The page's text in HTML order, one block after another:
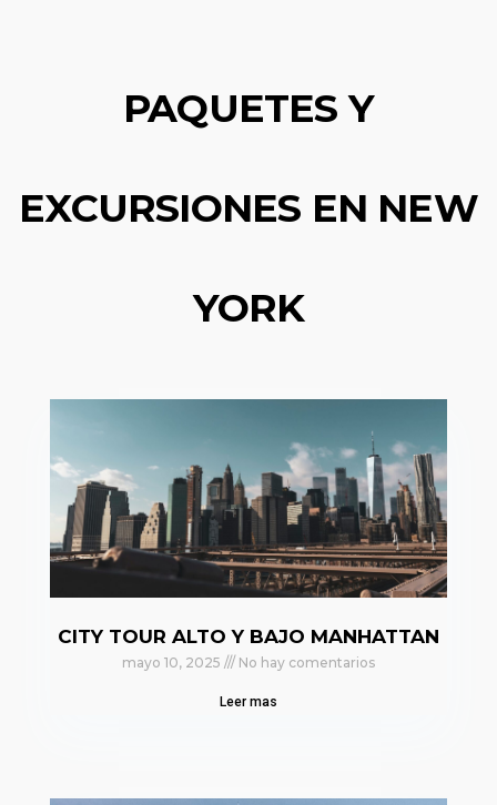
PAQUETES Y
EXCURSIONES EN NEW
YORK
CITY TOUR ALTO Y BAJO MANHATTAN
mayo 10, 2025 No hay comentarios
Leer mas